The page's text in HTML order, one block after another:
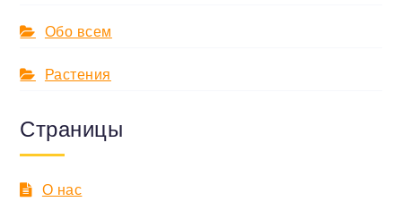
Обо всем
Растения
Страницы
О нас